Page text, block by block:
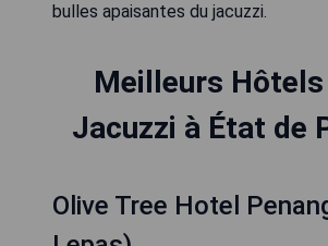
bulles apaisantes du jacuzzi.
Meilleurs Hôtels
Jacuzzi à État de
Olive Tree Hotel